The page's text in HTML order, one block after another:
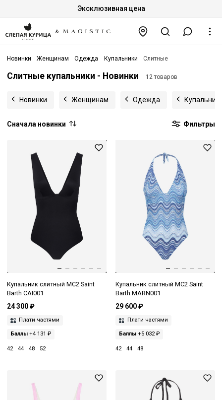
Эксклюзивная цена
Новинки Женщинам Одежда Купальники Слитные
Слитные купальники - Новинки 12 товаров
Новинки Женщинам Одежда
Сначала новинки Фильтры
Купальник слитный MC2 Saint
Barth CAI001
24 300 ₽
Плати частями
Баллы +4 131 ₽
42 44 48 52
Купальник слитный MC2 Saint
Barth MARN001
29 600 ₽
Плати частями
Баллы+5 032 ₽
42 44 48